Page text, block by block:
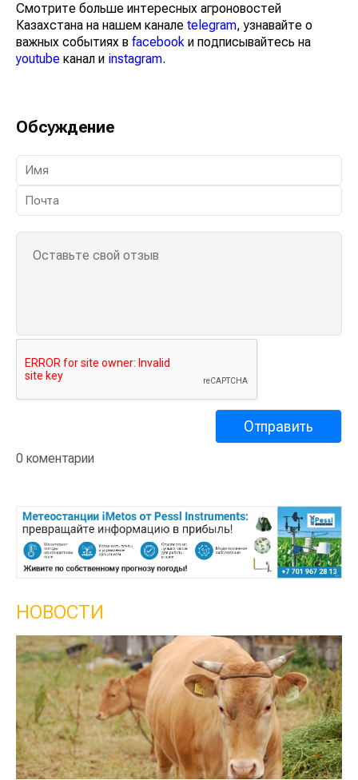
Смотрите больше интересных агроновостей
Казахстана на нашем канале telegram, узнавайте о
важных событиях в facebook и подписывайтесь на
youtube канал и instagram.
Обсуждение
0 коментарии
НОВОСТИ